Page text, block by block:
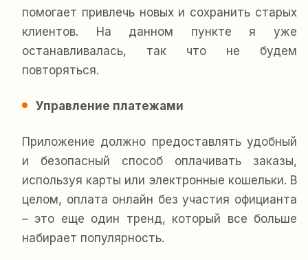
помогает привлечь новых и сохранить старых
клиентов. На данном пункте я уже
останавливалась, так что не будем
повторяться.
Управление платежами
Приложение должно предоставлять удобный
и безопасный способ оплачивать заказы,
используя карты или электронные кошельки. В
целом, оплата онлайн без участия официанта
– это еще один тренд, который все больше
набирает популярность.